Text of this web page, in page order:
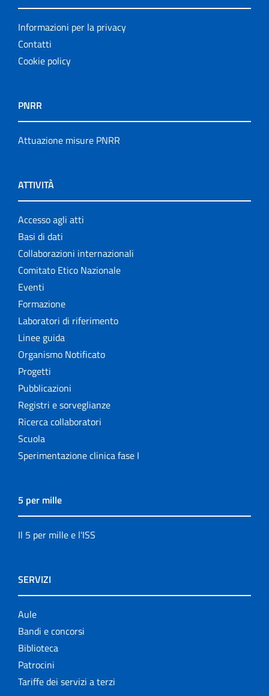
Informazioni per la privacy
Contatti
Cookie policy
PNRR
Attuazione misure PNRR
ATTIVITÀ
Accesso agli atti
Basi di dati
Collaborazioni internazionali
Comitato Etico Nazionale
Eventi
Formazione
Laboratori di riferimento
Linee guida
Organismo Notificato
Progetti
Pubblicazioni
Registri e sorveglianze
Ricerca collaboratori
Scuola
Sperimentazione clinica fase I
5 per mille
Il 5 per mille e l'ISS
SERVIZI
Aule
Bandi e concorsi
Biblioteca
Patrocini
Tariffe dei servizi a terzi